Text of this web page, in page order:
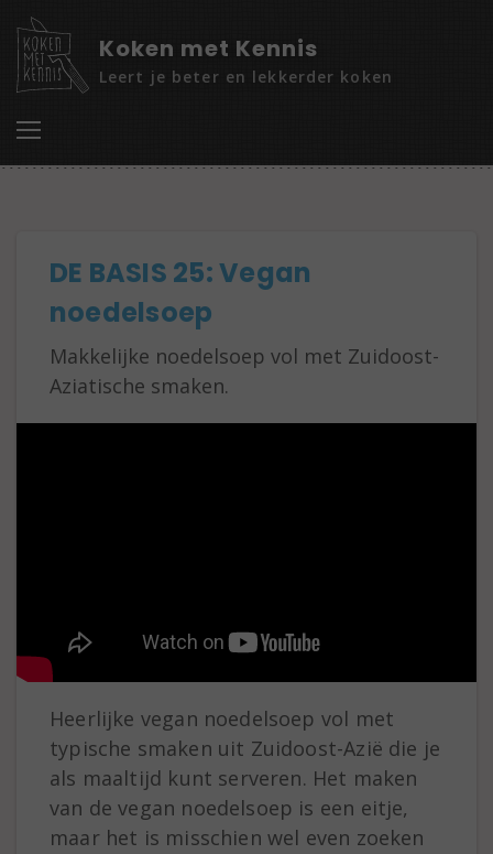
Koken met Kennis
Leert je beter en lekkerder koken
DE BASIS 25: Vegan
noedelsoep
Makkelijke noedelsoep vol met Zuidoost-
Aziatische smaken.
Heerlijke vegan noedelsoep vol met
typische smaken uit Zuidoost-Azië die je
als maaltijd kunt serveren. Het maken
van de vegan noedelsoep is een eitje,
maar het is misschien wel even zoeken